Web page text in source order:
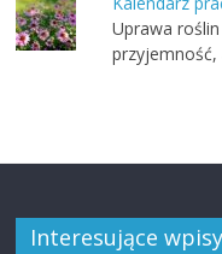
Uprawa
Interesujące wpisy